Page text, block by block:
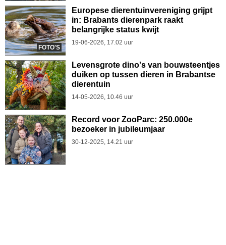
FOTO'S
Europese dierentuinvereniging grijpt
in: Brabants dierenpark raakt
belangrijke status kwijt
19-06-2026, 17.02 uur
Levensgrote dino's van bouwsteentjes
duiken op tussen dieren in Brabantse
dierentuin
14-05-2026, 10.46 uur
Record voor ZooParc: 250.000e
bezoeker in jubileumjaar
30-12-2025, 14.21 uur